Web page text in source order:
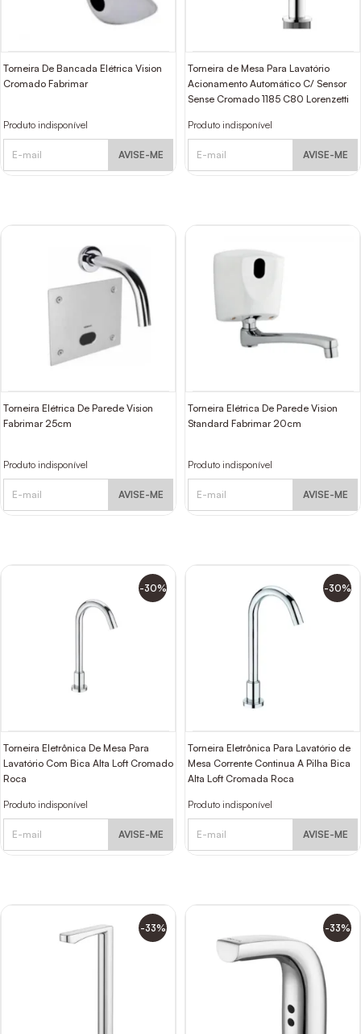
Torneira De Bancada Elétrica Vision
Cromado Fabrimar
Produto indisponível
AVISE-ME
Torneira de Mesa Para Lavatório
Acionamento Automático C/ Sensor
Sense Cromado 1185 C80 Lorenzetti
Produto indisponível
AVISE-ME
Torneira Elétrica De Parede Vision
Fabrimar 25cm
Produto indisponível
AVISE-ME
Torneira Elétrica De Parede Vision
Standard Fabrimar 20cm
Produto indisponível
AVISE-ME
-30%
Torneira Eletrônica De Mesa Para
Lavatório Com Bica Alta Loft Cromado
Roca
Produto indisponível
AVISE-ME
-30%
Torneira Eletrônica Para Lavatório de
Mesa Corrente Continua A Pilha Bica
Alta Loft Cromada Roca
Produto indisponível
AVISE-ME
-33% -33%